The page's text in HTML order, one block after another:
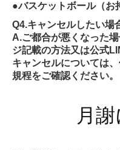
●バスケットボール（お
Q4.キャンセルしたい場
A.ご都合が悪くなった
ジ記載の方法又は公式
キャンセルについては
規程をご確認ください。
月